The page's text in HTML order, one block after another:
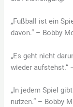
„Fußball ist ein
davon.“ – Bobby
„Es geht nicht
wieder aufstehst.“
„In jedem Spiel
nutzen.“ – Bobby